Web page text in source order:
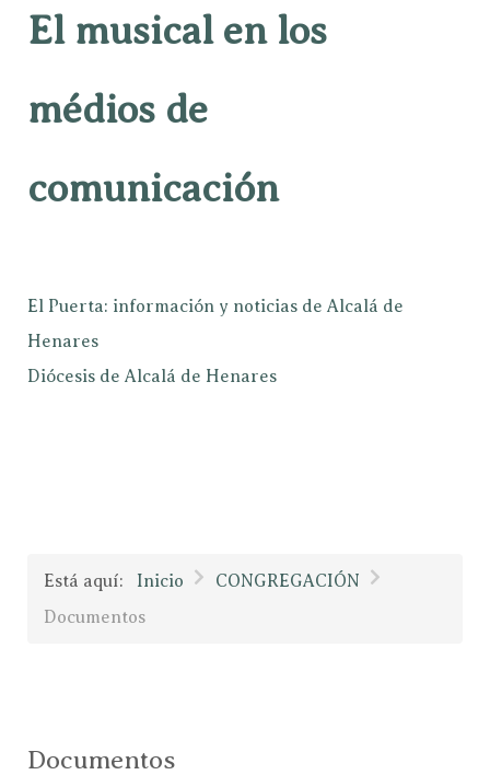
El musical en los
médios de
comunicación
El Puerta: información y noticias de Alcalá de
Henares
Diócesis de Alcalá de Henares
Está aquí: Inicio
CONGREGACIÓN
Documentos
Documentos